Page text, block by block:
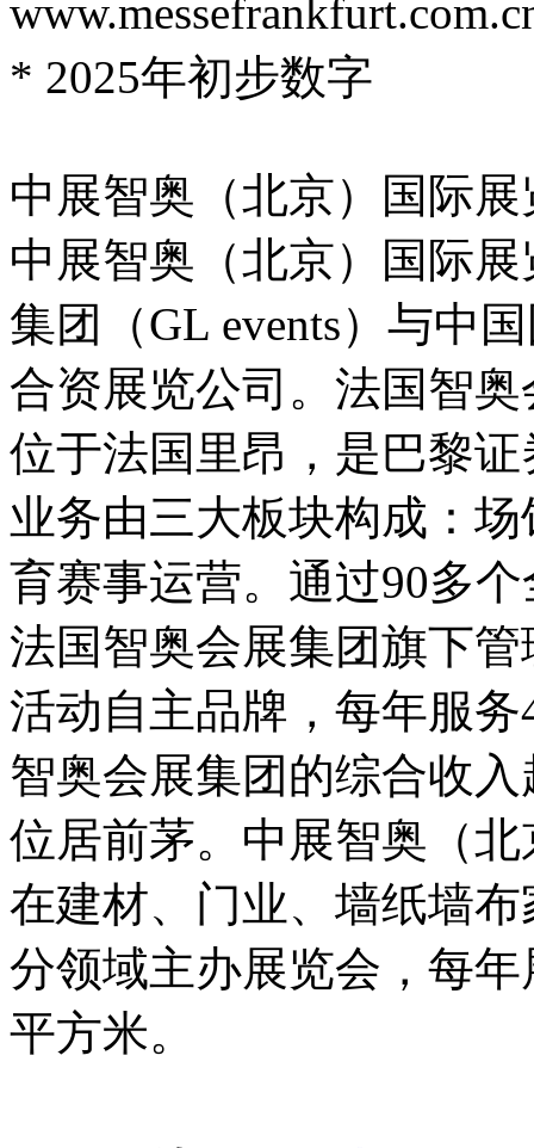
* 2025年初步数字
中展智奥（北京）国际
中展智奥（北京）国际
集团（GL events）与中
合资展览公司。法国智
位于法国里昂，是巴黎
业务由三大板块构成：
育赛事运营。通过90多
法国智奥会展集团旗下
活动自主品牌，每年服
智奥会展集团的综合收
位居前茅。中展智奥（
在建材、门业、墙纸墙
分领域主办展览会，每
平方米。